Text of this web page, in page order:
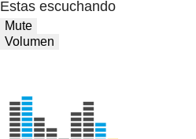
Estas escuchando
Mute
Volumen